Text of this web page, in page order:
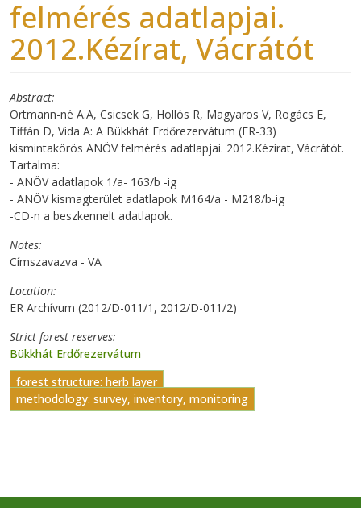
felmérés adatlapjai.
2012.Kézírat, Vácrátót
Abstract
Ortmann-né A.A, Csicsek G, Hollós R, Magyaros V, Rogács E,
Tiffán D, Vida A: A Bükkhát Erdőrezervátum (ER-33)
kismintakörös ANÖV felmérés adatlapjai. 2012.Kézírat, Vácrátót.
Tartalma:
- ANÖV adatlapok 1/a- 163/b -ig
- ANÖV kismagterület adatlapok M164/a - M218/b-ig
-CD-n a beszkennelt adatlapok.
Notes
Címszavazva - VA
Location
ER Archívum (2012/D-011/1, 2012/D-011/2)
Strict forest reserves
Bükkhát Erdőrezervátum
forest structure: herb layer
methodology: survey, inventory, monitoring